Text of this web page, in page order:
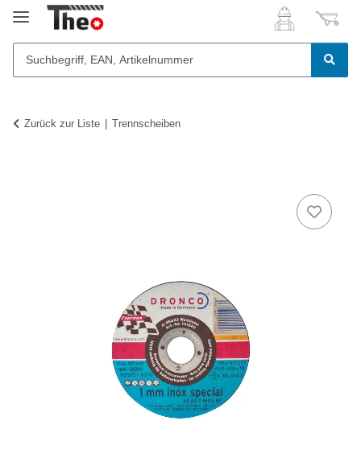
Zurück zur Liste Trennscheiben